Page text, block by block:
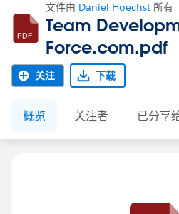
文件由 Daniel Hoechst 所有
Team
Force.com.pdf
关注 下载
概览 关注者 已分享